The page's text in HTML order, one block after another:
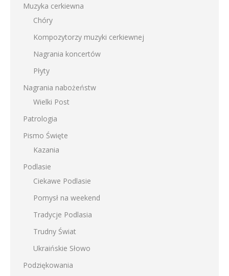
Muzyka cerkiewna
Chóry
Kompozytorzy muzyki cerkiewnej
Nagrania koncertów
Płyty
Nagrania nabożeństw
Wielki Post
Patrologia
Pismo Święte
Kazania
Podlasie
Ciekawe Podlasie
Pomysł na weekend
Tradycje Podlasia
Trudny Świat
Ukraińskie Słowo
Podziękowania